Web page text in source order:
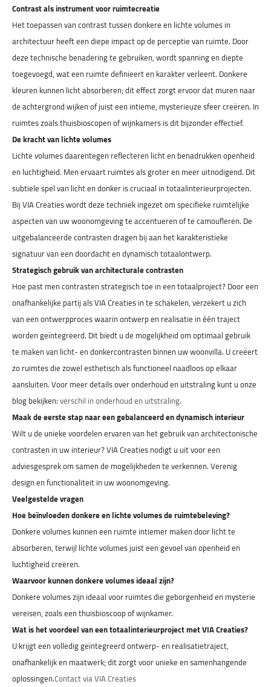
Contrast als instrument voor ruimtecreatie
Het toepassen van contrast tussen donkere en lichte volumes in
architectuur heeft een diepe impact op de perceptie van ruimte. Door
deze technische benadering te gebruiken, wordt spanning en diepte
toegevoegd, wat een ruimte definieert en karakter verleent. Donkere
kleuren kunnen licht absorberen; dit effect zorgt ervoor dat muren naar
de achtergrond wijken of juist een intieme, mysterieuze sfeer creëren. In
ruimtes zoals thuisbioscopen of wijnkamers is dit bijzonder effectief.
De kracht van lichte volumes
Lichte volumes daarentegen reflecteren licht en benadrukken openheid
en luchtigheid. Men ervaart ruimtes als groter en meer uitnodigend. Dit
subtiele spel van licht en donker is cruciaal in totaalinterieurprojecten.
Bij VIA Creaties wordt deze techniek ingezet om specifieke ruimtelijke
aspecten van uw woonomgeving te accentueren of te camoufleren. De
uitgebalanceerde contrasten dragen bij aan het karakteristieke
signatuur van een doordacht en dynamisch totaalontwerp.
Strategisch gebruik van architecturale contrasten
Hoe past men contrasten strategisch toe in een totaalproject? Door een
onafhankelijke partij als VIA Creaties in te schakelen, verzekert u zich
van een ontwerpproces waarin ontwerp en realisatie in één traject
worden geïntegreerd. Dit biedt u de mogelijkheid om optimaal gebruik
te maken van licht- en donkercontrasten binnen uw woonvilla. U creëert
zo ruimtes die zowel esthetisch als functioneel naadloos op elkaar
aansluiten. Voor meer details over onderhoud en uitstraling kunt u onze
blog bekijken:verschil in onderhoud en uitstraling.
Maak de eerste stap naar een gebalanceerd en dynamisch interieur
Wilt u de unieke voordelen ervaren van het gebruik van architectonische
contrasten in uw interieur? VIA Creaties nodigt u uit voor een
adviesgesprek om samen de mogelijkheden te verkennen. Verenig
design en functionaliteit in uw woonomgeving.
Veelgestelde vragen
Hoe beïnvloeden donkere en lichte volumes de ruimtebeleving?
Donkere volumes kunnen een ruimte intiemer maken door licht te
absorberen, terwijl lichte volumes juist een gevoel van openheid en
luchtigheid creëren.
Waarvoor kunnen donkere volumes ideaal zijn?
Donkere volumes zijn ideaal voor ruimtes die geborgenheid en mysterie
vereisen, zoals een thuisbioscoop of wijnkamer.
Wat is het voordeel van een totaalinterieurproject met VIA Creaties?
U krijgt een volledig geïntegreerd ontwerp- en realisatietraject,
onafhankelijk en maatwerk; dit zorgt voor unieke en samenhangende
oplossingen.Contact via VIA Creaties